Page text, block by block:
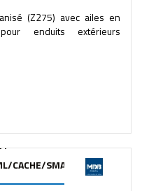
(Z275) avec ailes en
enduits extérieurs
CACHE/SMARTY/